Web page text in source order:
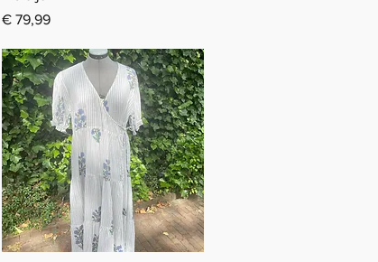
Prijs
€ 79,99